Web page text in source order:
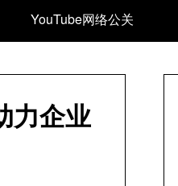
YouTube网络公关
力企业